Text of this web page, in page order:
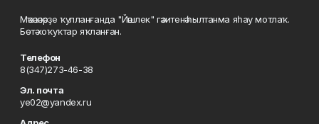
Мәҡәләләрҙе ҡулланғанда "Йәшлек" гәзитенә һылтанма яһау мотлаҡ.
Бөтә хоҡуҡтар яҡланған.
Телефон
8(347)273-46-38
Эл. почта
ye02@yandex.ru